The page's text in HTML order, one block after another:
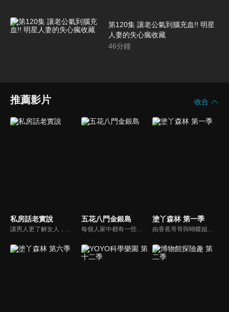
第120集 讓老公氣到腦充血!! 明星
人妻的失心瘋收藏
46分鐘
推薦影片 收合
私房話老實說 五花八門金銀島
每個人家中都有一些寶物，但是也許你把這些寶物當成廢物！不管是寶物還是廢物，快把它帶來金銀島變現金吧！節目邀請來賓分享與其寶物之間的故事，還會安排不同領域的「鑒定大師」來對物品進行估價，現場並有明星意見團，用一般收藏家的角度來給予意見。
塗丫森林 第一季